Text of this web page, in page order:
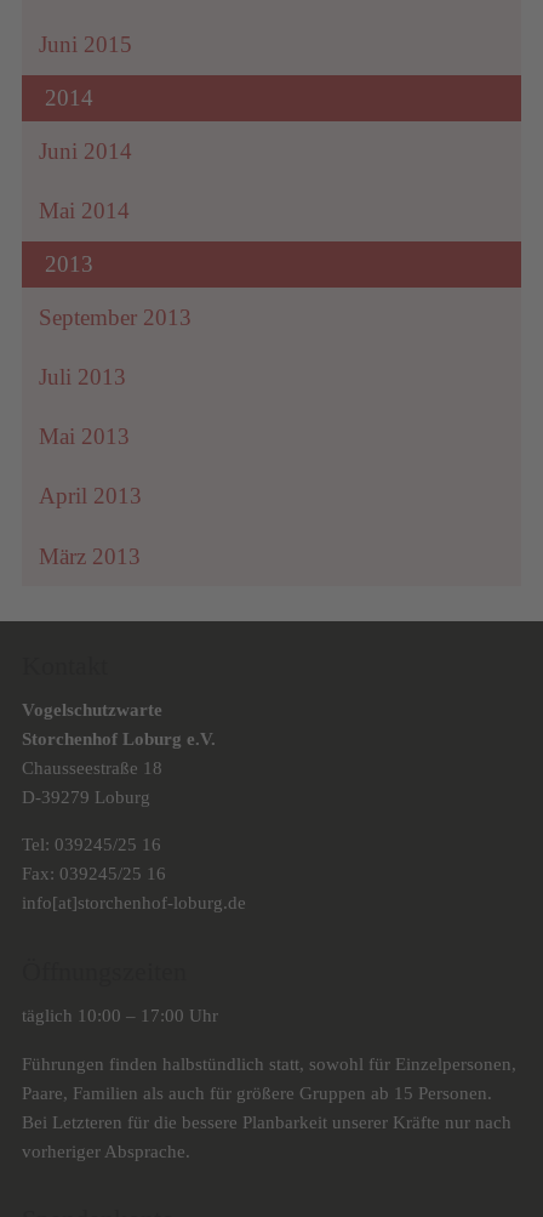
Juni 2015
2014
Juni 2014
Mai 2014
2013
September 2013
Juli 2013
Mai 2013
April 2013
März 2013
Vogelschutzwarte
Storchenhof Loburg e.V.
Chausseestraße 18
D-39279 Loburg
Tel: 039245/25 16
Fax: 039245/25 16
info[at]storchenhof-loburg.de
täglich 10:00 – 17:00 Uhr
Führungen finden halbstündlich statt, sowohl für Einzelpersonen,
Paare, Familien als auch für größere Gruppen ab 15 Personen.
Bei Letzteren für die bessere Planbarkeit unserer Kräfte nur nach
vorheriger Absprache.